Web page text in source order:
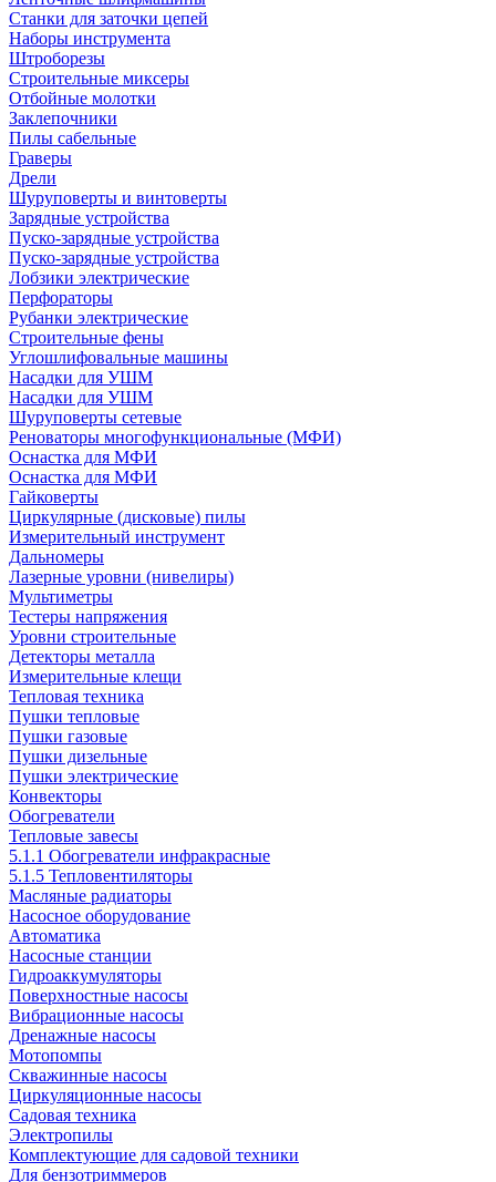
Станки для заточки цепей
Наборы инструмента
Штроборезы
Строительные миксеры
Отбойные молотки
Заклепочники
Пилы сабельные
Граверы
Дрели
Шуруповерты и винтоверты
Зарядные устройства
Пуско-зарядные устройства
Пуско-зарядные устройства
Лобзики электрические
Перфораторы
Рубанки электрические
Строительные фены
Углошлифовальные машины
Насадки для УШМ
Насадки для УШМ
Шуруповерты сетевые
Реноваторы многофункциональные (МФИ)
Оснастка для МФИ
Оснастка для МФИ
Гайковерты
Циркулярные (дисковые) пилы
Измерительный инструмент
Дальномеры
Лазерные уровни (нивелиры)
Мультиметры
Тестеры напряжения
Уровни строительные
Детекторы металла
Измерительные клещи
Тепловая техника
Пушки тепловые
Пушки газовые
Пушки дизельные
Пушки электрические
Конвекторы
Обогреватели
Тепловые завесы
5.1.1 Обогреватели инфракрасные
5.1.5 Тепловентиляторы
Масляные радиаторы
Насосное оборудование
Автоматика
Насосные станции
Гидроаккумуляторы
Поверхностные насосы
Вибрационные насосы
Дренажные насосы
Мотопомпы
Скважинные насосы
Циркуляционные насосы
Садовая техника
Электропилы
Комплектующие для садовой техники
Для бензотриммеров